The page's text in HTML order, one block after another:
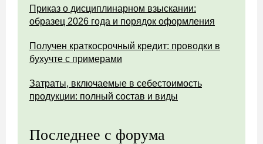
Приказ о дисциплинарном взыскании:
образец 2026 года и порядок оформления
Получен краткосрочный кредит: проводки в
бухучте с примерами
Затраты, включаемые в себестоимость
продукции: полный состав и виды
Последнее с форума